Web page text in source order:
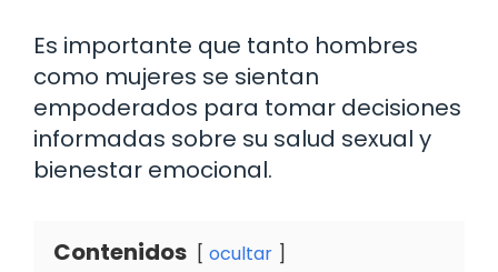
Es importante que tanto hombres
como mujeres se sientan
empoderados para tomar decisiones
informadas sobre su salud sexual y
bienestar emocional.
Contenidos ocultar